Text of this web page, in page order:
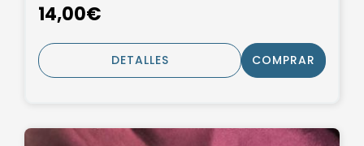
14,00€
DETALLES COMPRAR